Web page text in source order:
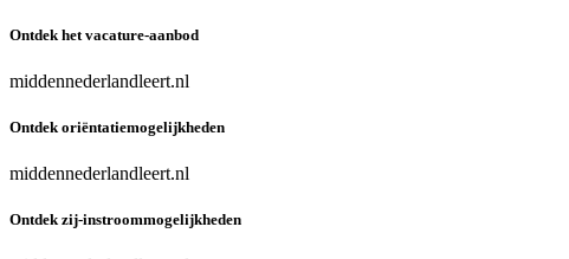
Ontdek het vacature-aanbod
middennederlandleert.nl
Ontdek oriëntatiemogelijkheden
middennederlandleert.nl
Ontdek zij-instroommogelijkheden